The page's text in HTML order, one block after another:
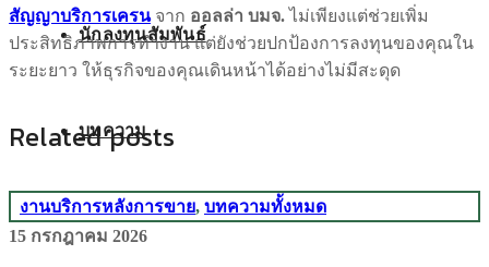
นักลงทุนสัมพันธ์
บทความ
สัญญาบริการเครนจาก ออลล่า บมจ.ไม่เพียงแต่ช่วยเพิ่ม
ประสิทธิภาพการทำงาน แต่ยังช่วยปกป้องการลงทุนของคุณใน
ระยะยาว ให้ธุรกิจของคุณเดินหน้าได้อย่างไม่มีสะดุด
Related posts
งานบริการหลังการขาย, บทความทั้งหมด
15 กรกฎาคม 2026